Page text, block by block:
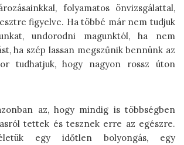
folyamatos önvizsgálattal,
figyelve. Ha többé már nem tudjuk
undorodni magunktól, ha nem
ha szép lassan megszűnik bennünk az
tudhatjuk, hogy nagyon rossz úton
az, hogy mindig is többségben
tettek és tesznek erre az egészre.
egy időtlen bolyongás, egy